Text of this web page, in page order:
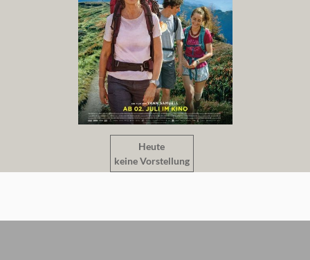
Heute
keine Vorstellung